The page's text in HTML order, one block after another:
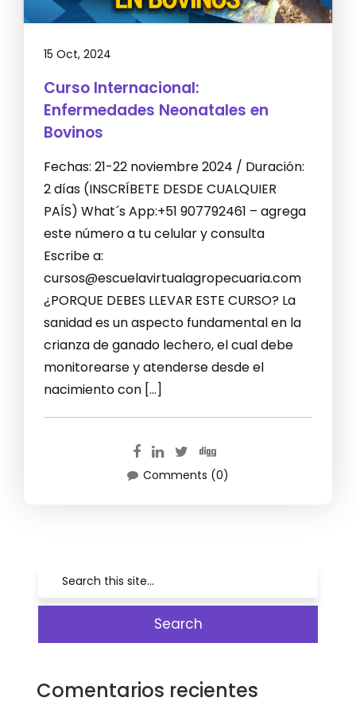
15 Oct, 2024
Curso Internacional:
Enfermedades Neonatales en
Bovinos
Fechas: 21-22 noviembre 2024 / Duración:
2 días (INSCRÍBETE DESDE CUALQUIER
PAÍS) What´s App:+51 907792461 – agrega
este número a tu celular y consulta
Escribe a:
cursos@escuelavirtualagropecuaria.com
¿PORQUE DEBES LLEVAR ESTE CURSO? La
sanidad es un aspecto fundamental en la
crianza de ganado lechero, el cual debe
monitorearse y atenderse desde el
nacimiento con […]
Comments (0)
Comentarios recientes